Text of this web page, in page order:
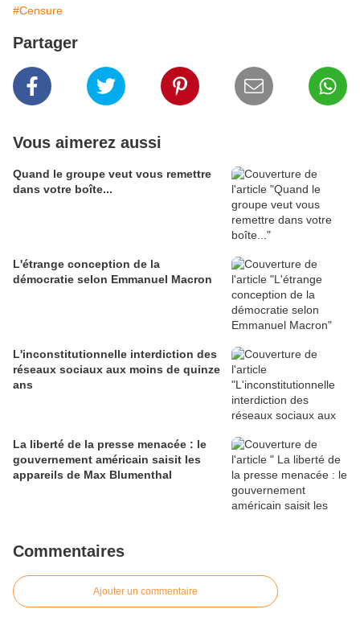
#Censure
Partager
Vous aimerez aussi
Quand le groupe veut vous remettre
dans votre boîte...
L'étrange conception de la
démocratie selon Emmanuel Macron
L'inconstitutionnelle interdiction des
réseaux sociaux aux moins de quinze
ans
La liberté de la presse menacée : le
gouvernement américain saisit les
appareils de Max Blumenthal
Commentaires
Ajouter un commentaire